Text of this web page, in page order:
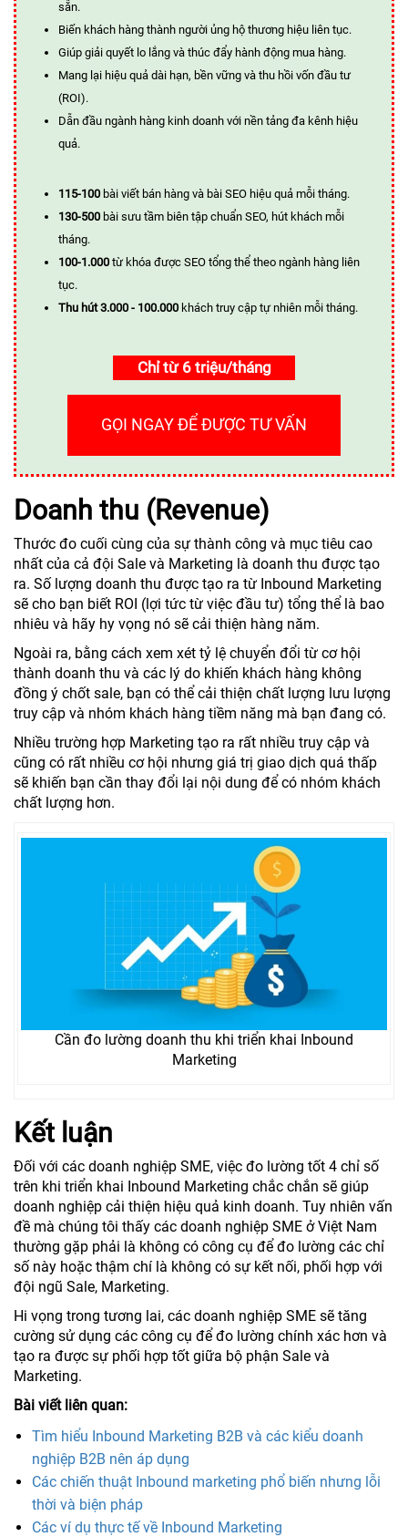
sẵn.
Biến khách hàng thành người ủng hộ thương hiệu liên tục.
Giúp giải quyết lo lắng và thúc đẩy hành động mua hàng.
Mang lại hiệu quả dài hạn, bền vững và thu hồi vốn đầu tư
(ROI).
Dẫn đầu ngành hàng kinh doanh với nền tảng đa kênh hiệu
quả.
115-100 bài viết bán hàng và bài SEO hiệu quả mỗi tháng.
130-500 bài sưu tầm biên tập chuẩn SEO, hút khách mỗi
tháng.
100-1.000 từ khóa được SEO tổng thể theo ngành hàng liên
tục.
Thu hút 3.000 - 100.000 khách truy cập tự nhiên mỗi tháng.
Chỉ từ 6 triệu/tháng
GỌI NGAY ĐỂ ĐƯỢC TƯ VẤN
Doanh thu (Revenue)
Thước đo cuối cùng của sự thành công và mục tiêu cao
nhất của cả đội Sale và Marketing là doanh thu được tạo
ra. Số lượng doanh thu được tạo ra từ Inbound Marketing
sẽ cho bạn biết ROI (lợi tức từ việc đầu tư) tổng thể là bao
nhiêu và hãy hy vọng nó sẽ cải thiện hàng năm.
Ngoài ra, bằng cách xem xét tỷ lệ chuyển đổi từ cơ hội
thành doanh thu và các lý do khiến khách hàng không
đồng ý chốt sale, bạn có thể cải thiện chất lượng lưu lượng
truy cập và nhóm khách hàng tiềm năng mà bạn đang có.
Nhiều trường hợp Marketing tạo ra rất nhiều truy cập và
cũng có rất nhiều cơ hội nhưng giá trị giao dịch quá thấp
sẽ khiến bạn cần thay đổi lại nội dung để có nhóm khách
chất lượng hơn.
Cần đo lường doanh thu khi triển khai Inbound
Marketing
Kết luận
Đối với các doanh nghiệp SME, việc đo lường tốt 4 chỉ số
trên khi triển khai Inbound Marketing chắc chắn sẽ giúp
doanh nghiệp cải thiện hiệu quả kinh doanh. Tuy nhiên vấn
đề mà chúng tôi thấy các doanh nghiệp SME ở Việt Nam
thường gặp phải là không có công cụ để đo lường các chỉ
số này hoặc thậm chí là không có sự kết nối, phối hợp với
đội ngũ Sale, Marketing.
Hi vọng trong tương lai, các doanh nghiệp SME sẽ tăng
cường sử dụng các công cụ để đo lường chính xác hơn và
tạo ra được sự phối hợp tốt giữa bộ phận Sale và
Marketing.
Bài viết liên quan:
Tìm hiểu Inbound Marketing B2B và các kiểu doanh
nghiệp B2B nên áp dụng
Các chiến thuật Inbound marketing phổ biến nhưng lỗi
thời và biện pháp
Các ví dụ thực tế về Inbound Marketing